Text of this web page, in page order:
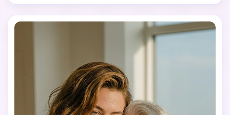
realista de la piel. Sin estilo de dibujos animados, sin
exageración, sin distorsión.